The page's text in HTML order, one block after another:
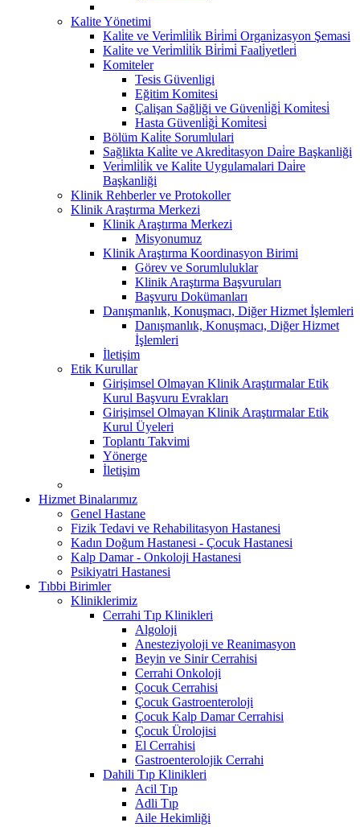
Kalite Yönetimi
Kali̇te ve Veri̇mli̇li̇k Bi̇ri̇mi̇ Organi̇zasyon Şemasi
Kali̇te ve Veri̇mli̇li̇k Bi̇ri̇mi̇ Faali̇yetleri̇
Komiteler
Tesis Güvenligi
Eğitim Komitesi
Çalişan Sağliği ve Güvenli̇ği̇ Komi̇tesi̇
Hasta Güvenli̇ği̇ Komi̇tesi̇
Bölüm Kali̇te Sorumlulari
Sağlikta Kali̇te ve Akredi̇tasyon Dai̇re Başkanliği
Veri̇mli̇li̇k ve Kali̇te Uygulamalari Dai̇re
Başkanliği
Klinik Rehberler ve Protokoller
Klinik Araştırma Merkezi
Klinik Araştırma Merkezi
Misyonumuz
Klinik Araştırma Koordinasyon Birimi
Görev ve Sorumluluklar
Klinik Araştırma Başvuruları
Başvuru Dokümanları
Danışmanlık, Konuşmacı, Diğer Hizmet İşlemleri
Danışmanlık, Konuşmacı, Diğer Hizmet
İşlemleri
İletişim
Etik Kurullar
Girişimsel Olmayan Klinik Araştırmalar Etik
Kurul Başvuru Evrakları
Girişimsel Olmayan Klinik Araştırmalar Etik
Kurul Üyeleri
Toplantı Takvimi
Yönerge
İletişim
Hizmet Binalarımız
Genel Hastane
Fizik Tedavi ve Rehabilitasyon Hastanesi
Kadın Doğum Hastanesi - Çocuk Hastanesi
Kalp Damar - Onkoloji Hastanesi
Psikiyatri Hastanesi
Tıbbi Birimler
Kliniklerimiz
Cerrahi Tıp Klinikleri
Algoloji
Anesteziyoloji ve Reanimasyon
Beyin ve Sinir Cerrahisi
Cerrahi Onkoloji
Çocuk Cerrahisi
Çocuk Gastroenteroloji
Çocuk Kalp Damar Cerrahisi
Çocuk Ürolojisi
El Cerrahisi
Gastroenterolojik Cerrahi
Dahili Tıp Klinikleri
Acil Tıp
Adli Tıp
Aile Hekimliği